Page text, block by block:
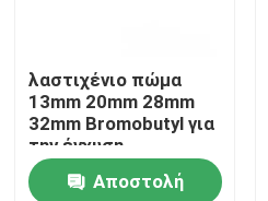
επαφή
Ζητήστε ένα απόσπασμα
λαστιχένιο πώμα
13mm 20mm 28mm
32mm Bromobutyl για
την έγχυση
Αποστολή